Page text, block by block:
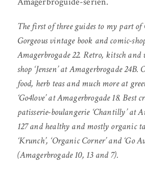
The first of three guides to my part of
Gorgeous vintage book and comic-
Amagerbrogade 22. Retro, kitsch
shop ‘Jensen’ at Amagerbrogade
food, herb teas and much more at
‘Go4love’ at Amagerbrogade 18. Best
patisserie-boulangerie ‘Chantilly’ at
127 and healthy and mostly organic
‘Krunch’, ‘Organic Corner’ and ‘Go
(Amagerbrogade 10, 13 and 7).